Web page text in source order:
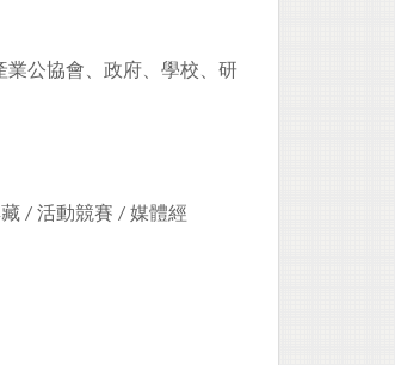
業公協會、政府、學校、研
/ 活動競賽 / 媒體經